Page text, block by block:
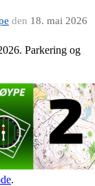
den 18. mai 2026
Parkering og
.